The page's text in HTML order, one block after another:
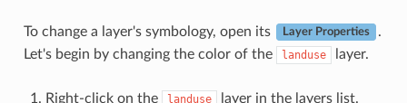
To change a layer's symbology, open its Layer Properties
.
Let's begin by changing the color of the
landuse layer.
Right-click on the landuse
layer in the layers list.